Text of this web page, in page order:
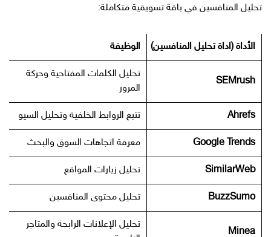
تحليل المنافسين في باقة تسويقية متكاملة:
الأداة (اداة تحليل المنافسين) الوظيفة
SEMrush
تحليل الكلمات المفتاحية وحركة
المرور
Ahrefs تتبع الروابط الخلفية وتحليل السيو
Google Trends معرفة اتجاهات السوق والبحث
SimilarWeb تحليل زيارات المواقع
BuzzSumo تحليل محتوى المنافسين
Minea
تحليل الإعلانات الرابحة والمتاجر